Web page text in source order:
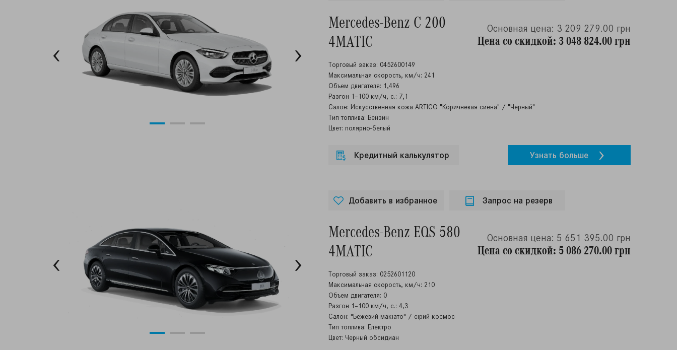
Mercedes-Benz C 200
4MATIC
Основная цена: 3 209 279.00 грн
Цена со скидкой: 3 048 824.00 грн
Торговый заказ: 0452600149
Максимальная скорость, км/ч: 241
Объем двигателя: 1,496
Разгон 1–100 км/ч, с.: 7,1
Салон: Искусственная кожа ARTICO "Коричневая сиена" / "Черный"
Тип топлива: Бензин
Цвет: полярно-белый
Кредитный калькулятор Узнать больше
Добавить в избранное Запрос на резерв
Mercedes-Benz EQS 580
4MATIC
Основная цена: 5 651 395.00 грн
Цена со скидкой: 5 086 270.00 грн
Торговый заказ: 0252601120
Максимальная скорость, км/ч: 210
Объем двигателя: 0
Разгон 1–100 км/ч, с.: 4,3
Салон: "Бежевий макіато" / сірий космос
Тип топлива: Електро
Цвет: Черный обсидиан